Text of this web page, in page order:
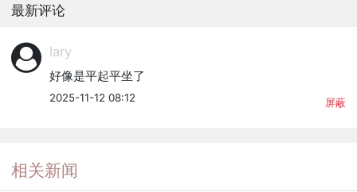
最新评论
lary
好像是平起平坐了
2025-11-12 08:12 屏蔽
相关新闻